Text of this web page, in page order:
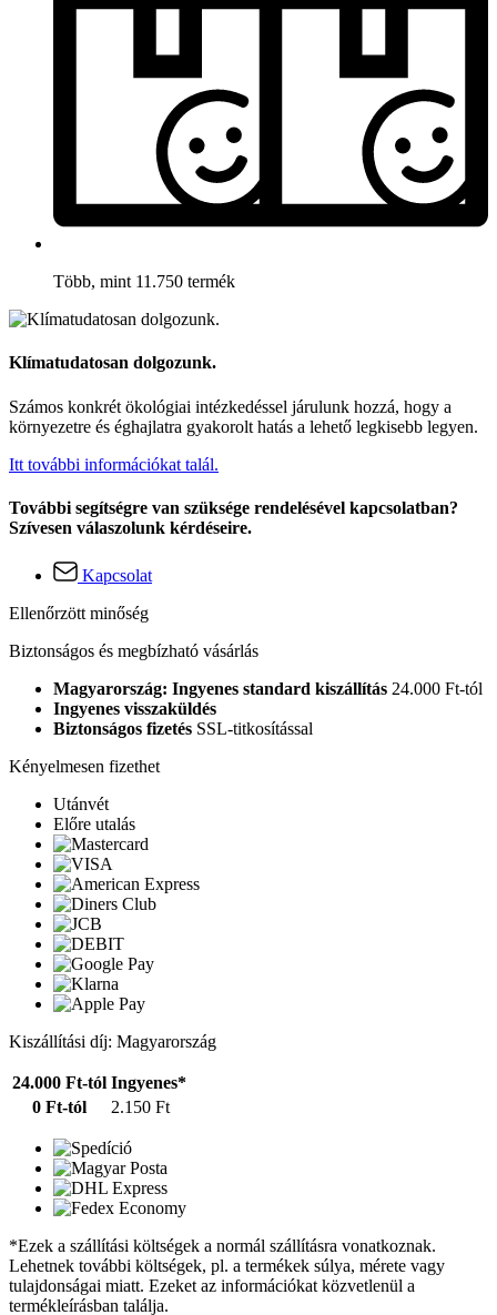
Több, mint 11.750 termék
Klímatudatosan dolgozunk.
Számos konkrét ökológiai intézkedéssel járulunk hozzá, hogy a
környezetre és éghajlatra gyakorolt hatás a lehető legkisebb legyen.
Itt további információkat talál.
További segítségre van szüksége rendelésével kapcsolatban?
Szívesen válaszolunk kérdéseire.
Kapcsolat
Ellenőrzött minőség
Biztonságos és megbízható vásárlás
Magyarország: Ingyenes standard kiszállítás 24.000 Ft-tól
Ingyenes visszaküldés
Biztonságos fizetés SSL-titkosítással
Kényelmesen fizethet
Utánvét
Előre utalás
Kiszállítási díj: Magyarország
24.000 Ft-tól Ingyenes*
0 Ft-tól
2.150 Ft
*Ezek a szállítási költségek a normál szállításra vonatkoznak.
Lehetnek további költségek, pl. a termékek súlya, mérete vagy
tulajdonságai miatt. Ezeket az információkat közvetlenül a
termékleírásban találja.